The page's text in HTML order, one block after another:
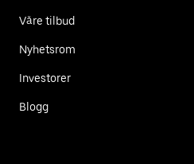
Våre tilbud
Nyhetsrom
Investorer
Blogg